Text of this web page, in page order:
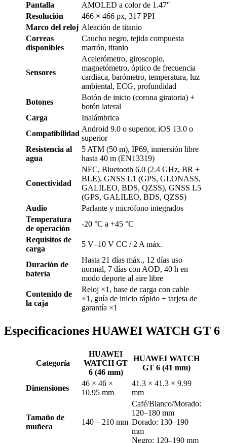
Pantalla
AMOLED a color de 1.47″
Resolución
466 × 466 px, 317 PPI
Marco del reloj Aleación de titanio
Correas
disponibles
Caucho negro, tejida compuesta
marrón, titanio
Sensores
Acelerómetro, giroscopio,
magnetómetro, óptico de frecuencia
cardiaca, barómetro, temperatura, luz
ambiental, ECG, profundidad
Botones
Botón de inicio (corona giratoria) +
botón lateral
Carga
Inalámbrica
Compatibilidad
Android 9.0 o superior, iOS 13.0 o
superior
Resistencia al
agua
5 ATM (50 m), IP69, inmersión libre
hasta 40 m (EN13319)
Conectividad
NFC, Bluetooth 6.0 (2.4 GHz, BR +
BLE), GNSS L1 (GPS, GLONASS,
GALILEO, BDS, QZSS), GNSS L5
(GPS, GALILEO, BDS, QZSS)
Audio
Parlante y micrófono integrados
Temperatura
de operación
-20 °C a +45 °C
Requisitos de
carga
5 V–10 V CC / 2 A máx.
Duración de
batería
Hasta 21 días máx., 12 días uso
normal, 7 días con AOD, 40 h en
modo deporte al aire libre
Contenido de
la caja
Reloj ×1, base de carga con cable
×1, guía de inicio rápido + tarjeta de
garantía ×1
Especificaciones HUAWEI WATCH GT 6
Categoría
HUAWEI
WATCH GT
6 (46 mm)
HUAWEI WATCH
GT 6 (41 mm)
Dimensiones
46 × 46 ×
10.95 mm
41.3 × 41.3 × 9.99
mm
Tamaño de
muñeca
140 – 210 mm
Café/Blanco/Morado:
120–180 mm
Dorado: 130–190
mm
Negro: 120–190 mm